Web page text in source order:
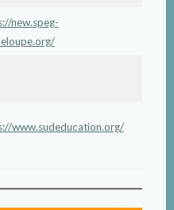
new.speg-
www.sudeducation.org/